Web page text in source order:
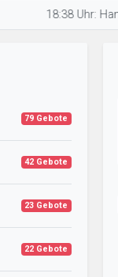
18:38 Uhr:
79 Gebote
42 Gebote
23 Gebote
22 Gebote